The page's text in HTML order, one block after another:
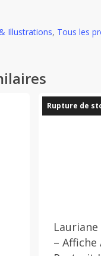
Illustrations, Tous les
Rupture de
– Affiche